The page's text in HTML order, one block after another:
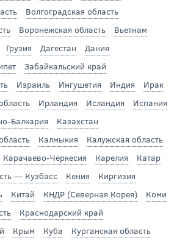
Волгоградская область
Воронежская область
Вьетнам
Грузия Дагестан
Дания
Забайкальский край
Израиль Ингушетия Индия
Ирак
Ирландия Исландия
Испания
Балкария
Казахстан
Калмыкия
Калужская область
Карачаево-Черкесия Карелия
Катар
— Кузбасс
Кения
Киргизия
Китай КНДР (Северная Корея)
Коми
Краснодарский край
Крым Куба
Курганская область